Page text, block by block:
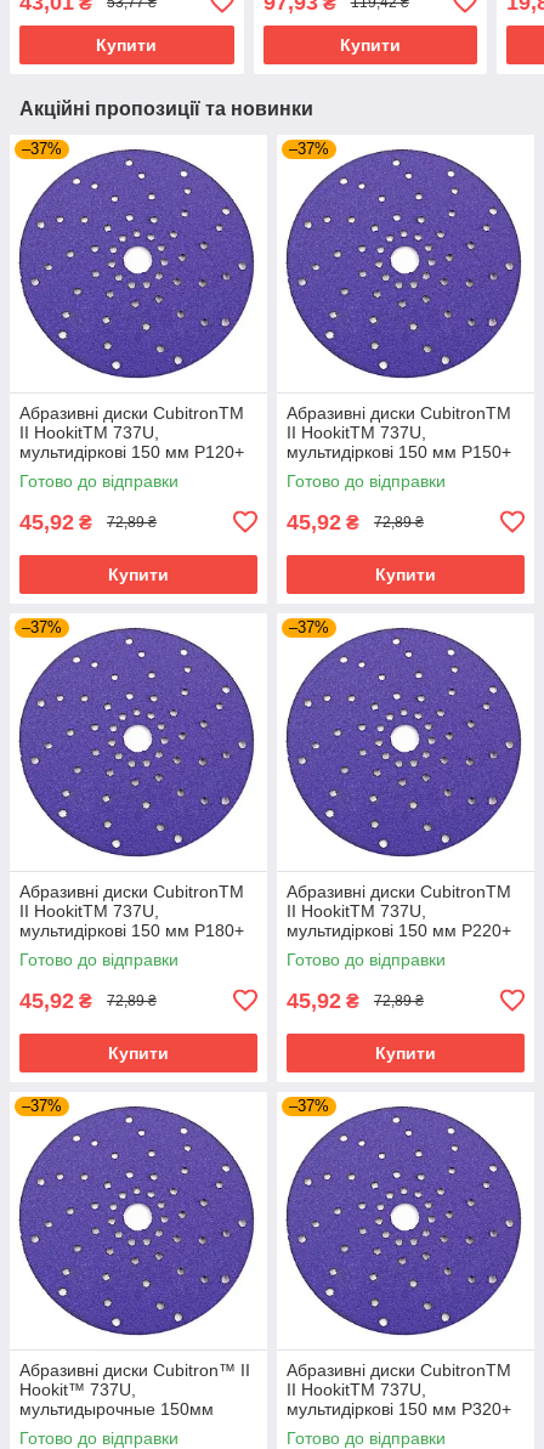
Купити Купити
Акційні пропозиції та новинки
–37%
Абразивні диски CubitronTM
II HookitTM 737U,
мультидіркові 150 мм P120+
Готово до відправки
45,92 ₴ 72,89 ₴
Купити
–37%
Абразивні диски CubitronTM
II HookitTM 737U,
мультидіркові 150 мм P150+
Готово до відправки
45,92 ₴ 72,89 ₴
Купити
–37%
Абразивні диски CubitronTM
II HookitTM 737U,
мультидіркові 150 мм P180+
Готово до відправки
45,92 ₴ 72,89 ₴
Купити
–37%
Абразивні диски CubitronTM
II HookitTM 737U,
мультидіркові 150 мм P220+
Готово до відправки
45,92 ₴ 72,89 ₴
Купити
–37%
Абразивні диски Cubitron™ II
Hookit™ 737U,
мультидырочные 150мм
P80+
Готово до відправки
–37%
Абразивні диски CubitronTM
II HookitTM 737U,
мультидіркові 150 мм P320+
Готово до відправки